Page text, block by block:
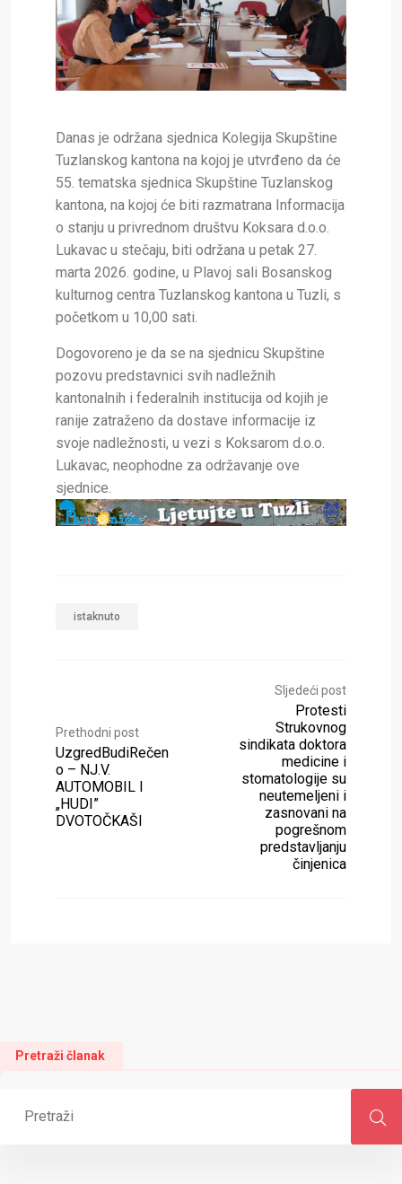
Danas je održana sjednica Kolegija Skupštine
Tuzlanskog kantona na kojoj je utvrđeno da će
55. tematska sjednica Skupštine Tuzlanskog
kantona, na kojoj će biti razmatrana Informacija
o stanju u privrednom društvu Koksara d.o.o.
Lukavac u stečaju, biti održana u petak 27.
marta 2026. godine, u Plavoj sali Bosanskog
kulturnog centra Tuzlanskog kantona u Tuzli, s
početkom u 10,00 sati.
Dogovoreno je da se na sjednicu Skupštine
pozovu predstavnici svih nadležnih
kantonalnih i federalnih institucija od kojih je
ranije zatraženo da dostave informacije iz
svoje nadležnosti, u vezi s Koksarom d.o.o.
Lukavac, neophodne za održavanje ove
sjednice.
istaknuto
Prethodni post
UzgredBudiRečen
o – NJ.V.
AUTOMOBIL I
„HUDI”
DVOTOČKAŠI
Sljedeći post
Protesti
Strukovnog
sindikata doktora
medicine i
stomatologije su
neutemeljeni i
zasnovani na
pogrešnom
predstavljanju
činjenica
Pretraži članak